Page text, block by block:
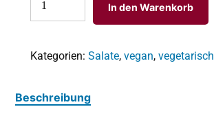
In den Warenkorb
Kategorien: Salate, vegan, vegetarisch
Beschreibung